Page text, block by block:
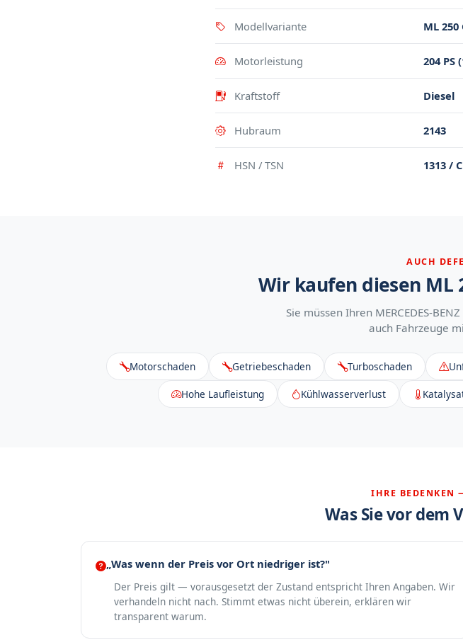
Modellvariante ML 250
Motorleistung 204 PS
Kraftstoff Diesel
Hubraum 2143
HSN / TSN 1313 /
AUCH
Wir kaufen diesen ML
Sie müssen Ihren MERCEDES-
auch Fahrzeuge
Motorschaden Getriebeschaden Turboschaden
Hohe Laufleistung Kühlwasserverlust
IHRE BEDENKEN
Was Sie vor dem
„Was wenn der Preis vor Ort niedriger ist?"
Der Preis gilt — vorausgesetzt der Zustand entspricht Ihren Angaben. Wir
verhandeln nicht nach. Stimmt etwas nicht überein, erklären wir
transparent warum.